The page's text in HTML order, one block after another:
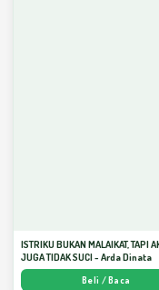
ISTRIKU BUKAN MALAIKAT, TAPI
JUGA TIDAK SUCI - Arda Dinata
Beli / Baca